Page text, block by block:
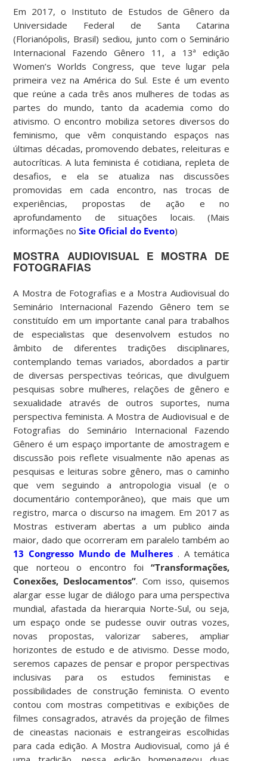
Em 2017, o Instituto de Estudos de Gênero da
Universidade Federal de Santa Catarina
(Florianópolis, Brasil) sediou, junto com o Seminário
Internacional Fazendo Gênero 11, a 13ª edição
Women’s Worlds Congress, que teve lugar pela
primeira vez na América do Sul. Este é um evento
que reúne a cada três anos mulheres de todas as
partes do mundo, tanto da academia como do
ativismo. O encontro mobiliza setores diversos do
feminismo, que vêm conquistando espaços nas
últimas décadas, promovendo debates, releituras e
autocríticas. A luta feminista é cotidiana, repleta de
desafios, e ela se atualiza nas discussões
promovidas em cada encontro, nas trocas de
experiências, propostas de ação e no
aprofundamento de situações locais. (Mais
informações noSite Oficial do Evento)
MOSTRA AUDIOVISUAL E MOSTRA DE
FOTOGRAFIAS
A Mostra de Fotografias e a Mostra Audiovisual do
Seminário Internacional Fazendo Gênero tem se
constituído em um importante canal para trabalhos
de especialistas que desenvolvem estudos no
âmbito de diferentes tradições disciplinares,
contemplando temas variados, abordados a partir
de diversas perspectivas teóricas, que divulguem
pesquisas sobre mulheres, relações de gênero e
sexualidade através de outros suportes, numa
perspectiva feminista. A Mostra de Audiovisual e de
Fotografias do Seminário Internacional Fazendo
Gênero é um espaço importante de amostragem e
discussão pois reflete visualmente não apenas as
pesquisas e leituras sobre gênero, mas o caminho
que vem seguindo a antropologia visual (e o
documentário contemporâneo), que mais que um
registro, marca o discurso na imagem. Em 2017 as
Mostras estiveram abertas a um publico ainda
maior, dado que ocorreram em paralelo também ao
13 Congresso Mundo de Mulheres . A temática
que norteou o encontro foi“Transformações,
Conexões, Deslocamentos”. Com isso, quisemos
alargar esse lugar de diálogo para uma perspectiva
mundial, afastada da hierarquia Norte-Sul, ou seja,
um espaço onde se pudesse ouvir outras vozes,
novas propostas, valorizar saberes, ampliar
horizontes de estudo e de ativismo. Desse modo,
seremos capazes de pensar e propor perspectivas
inclusivas para os estudos feministas e
possibilidades de construção feminista. O evento
contou com mostras competitivas e exibições de
filmes consagrados, através da projeção de filmes
de cineastas nacionais e estrangeiras escolhidas
para cada edição. A Mostra Audiovisual, como já é